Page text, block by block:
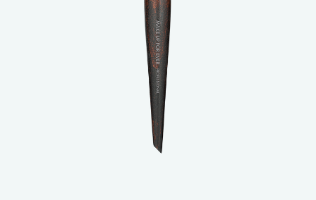
ログインまたはサインアップ